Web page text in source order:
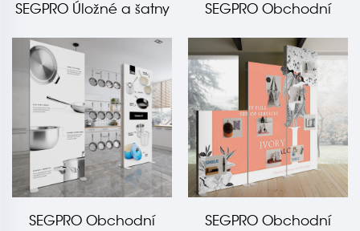
SEGPRO Úložné a šatny
SEGPRO Obchodní
ocelovou policí
SEGPRO Obchodní
SEGPRO Obchodní